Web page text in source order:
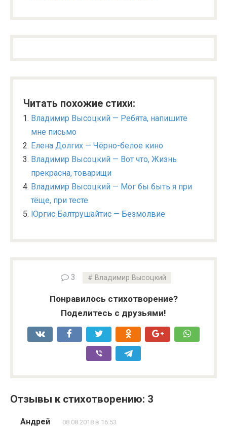
Читать похожие стихи:
Владимир Высоцкий — Ребята, напишите
мне письмо
Елена Долгих — Чёрно-белое кино
Владимир Высоцкий — Вот что, Жизнь
прекрасна, товарищи
Владимир Высоцкий — Мог бы быть я при
тёще, при тесте
Юргис Балтрушайтис — Безмолвие
3 Владимир Высоцкий
Понравилось стихотворение?
Поделитесь с друзьями!
Отзывы к стихотворению: 3
Андрей 08.08.2018 в 16:53